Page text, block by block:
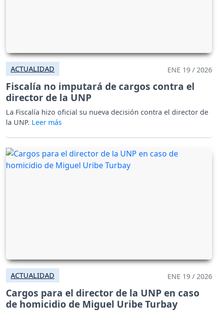
ACTUALIDAD ENE 19 / 2026
Fiscalía no imputará de cargos contra el
director de la UNP
La Fiscalía hizo oficial su nueva decisión contra el director de
la UNP.
ACTUALIDAD ENE 19 / 2026
Cargos para el director de la UNP en caso
de homicidio de Miguel Uribe Turbay